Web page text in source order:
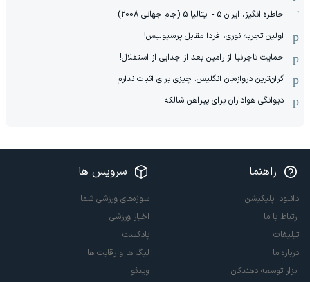
خاطره انگیز، ایران 5 - ایتالیا 5 (جام جهانی 2008)
اولین تجربه نوری، فردا مقابل پرسپولیس!
حمایت تاجرنیا از رامین بعد از جدایی از استقلال!
گران‌ترین دروازه‌بان انگلیس: چیزی برای اثبات ندارم
دیوانگی هواداران برای پیراهن شالکه
راهنما
دانلود اپلیکیشن
ارتباط با ما
تبلیغات
درباره ما
ابزار توسعه دهندگان
سرویس ها
سوژه‌های ورزشی شما
اخبار ورزشی
پادکست
لیگ ها و رقابت ها
ویدئو